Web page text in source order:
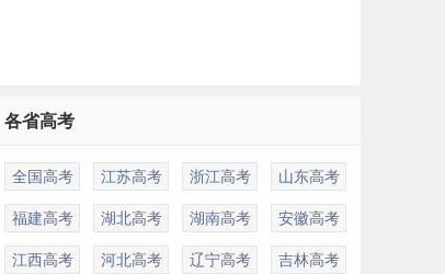
各省高考
全国高考 江苏高考 浙江高考 山东高考
福建高考 湖北高考 湖南高考 安徽高考
江西高考 河北高考 辽宁高考 吉林高考